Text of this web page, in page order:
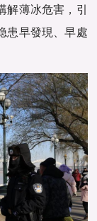
解薄冰危害，引
患早發現、早處